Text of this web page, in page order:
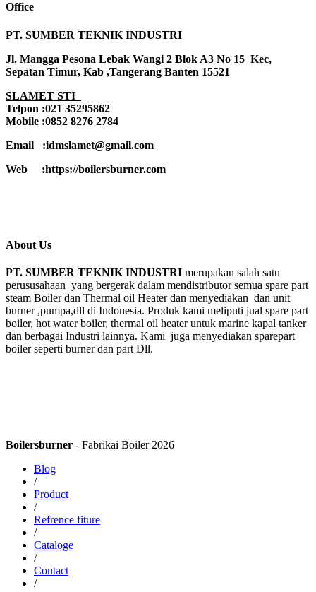
Office
PT. SUMBER TEKNIK INDUSTRI
Jl. Mangga Pesona Lebak Wangi 2 Blok A3 No 15 Kec,
Sepatan Timur, Kab ,Tangerang Banten 15521
SLAMET STI
Telpon :021 35295862
Mobile :0852 8276 2784
Email :idmslamet@gmail.com
Web :https://boilersburner.com
About Us
PT. SUMBER TEKNIK INDUSTRI merupakan salah satu
perususahaan yang bergerak dalam mendistributor semua spare part
steam Boiler dan Thermal oil Heater dan menyediakan dan unit
burner ,pumpa,dll di Indonesia. Produk kami meliputi jual spare part
boiler, hot water boiler, thermal oil heater untuk marine kapal tanker
dan berbagai Industri lainnya. Kami juga menyediakan sparepart
boiler seperti burner dan part Dll.
Boilersburner - Fabrikai Boiler 2026
Blog
/
Product
/
Refrence fiture
/
Cataloge
/
Contact
/